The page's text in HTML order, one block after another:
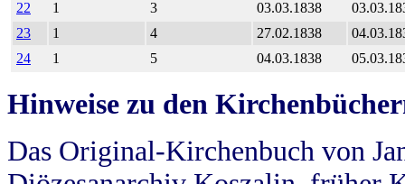
22
1 3 03.03.1838
23
1 4 27.02.1838
24
1 5 04.03.1838
Hinweise zu den
Das Original-Kirchenbuch von